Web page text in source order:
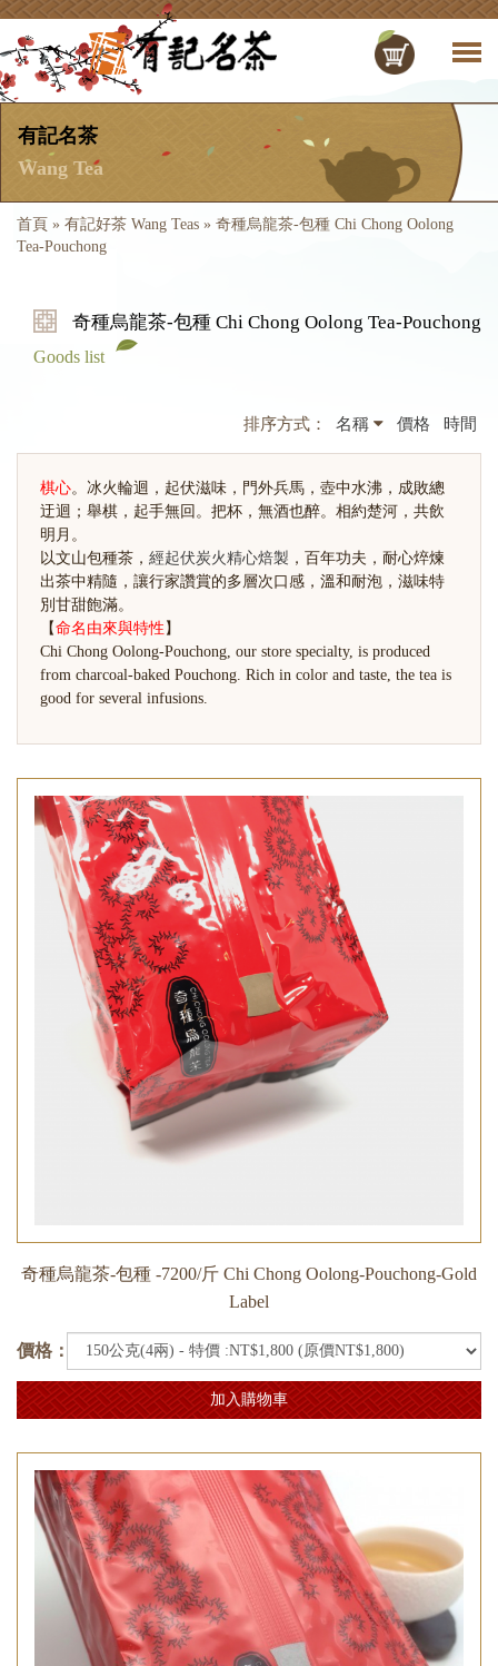
有記名茶
Wang Tea
首頁 » 有記好茶 Wang Teas » 奇種烏龍茶-包種 Chi Chong Oolong
Tea-Pouchong
奇種烏龍茶-包種 Chi Chong Oolong Tea-Pouchong
Goods list
排序方式： 名稱 價格 時間
棋心。冰火輪迴，起伏滋味，門外兵馬，壺中水沸，成敗總
迂迴；舉棋，起手無回。把杯，無酒也醉。相約楚河，共飲
明月。
以文山包種茶， 經起伏炭火精心焙製 ，百年功夫，耐心焠煉
出茶中精隨，讓行家讚賞的多層次口感，溫和耐泡，滋味特
別甘甜飽滿。
【命名由來與特性 】
Chi Chong Oolong-Pouchong, our store specialty, is produced
from charcoal-baked Pouchong. Rich in color and taste, the tea is
good for several infusions.
奇種烏龍茶-包種 -7200/斤 Chi Chong Oolong-Pouchong-Gold
Label
價格：
加入購物車